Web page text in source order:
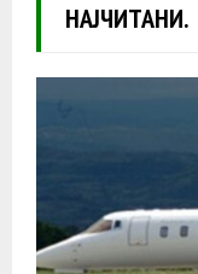
НАЈЧИТАНИ.